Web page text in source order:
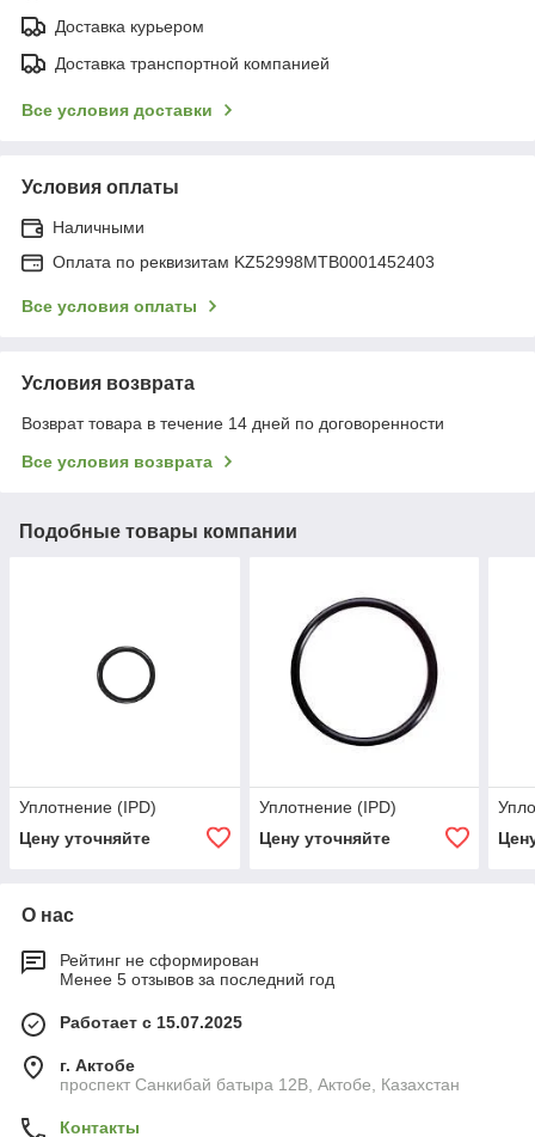
Доставка курьером
Доставка транспортной компанией
Все условия доставки
Условия оплаты
Наличными
Оплата по реквизитам KZ52998MTB0001452403
Все условия оплаты
Условия возврата
Возврат товара в течение 14 дней по договоренности
Все условия возврата
Подобные товары компании
Уплотнение (IPD)
Цену уточняйте
Уплотнение (IPD)
Цену уточняйте
О нас
Рейтинг не сформирован
Менее 5 отзывов за последний год
Работает с 15.07.2025
г. Актобе
проспект Санкибай батыра 12В, Актобе, Казахстан
Контакты